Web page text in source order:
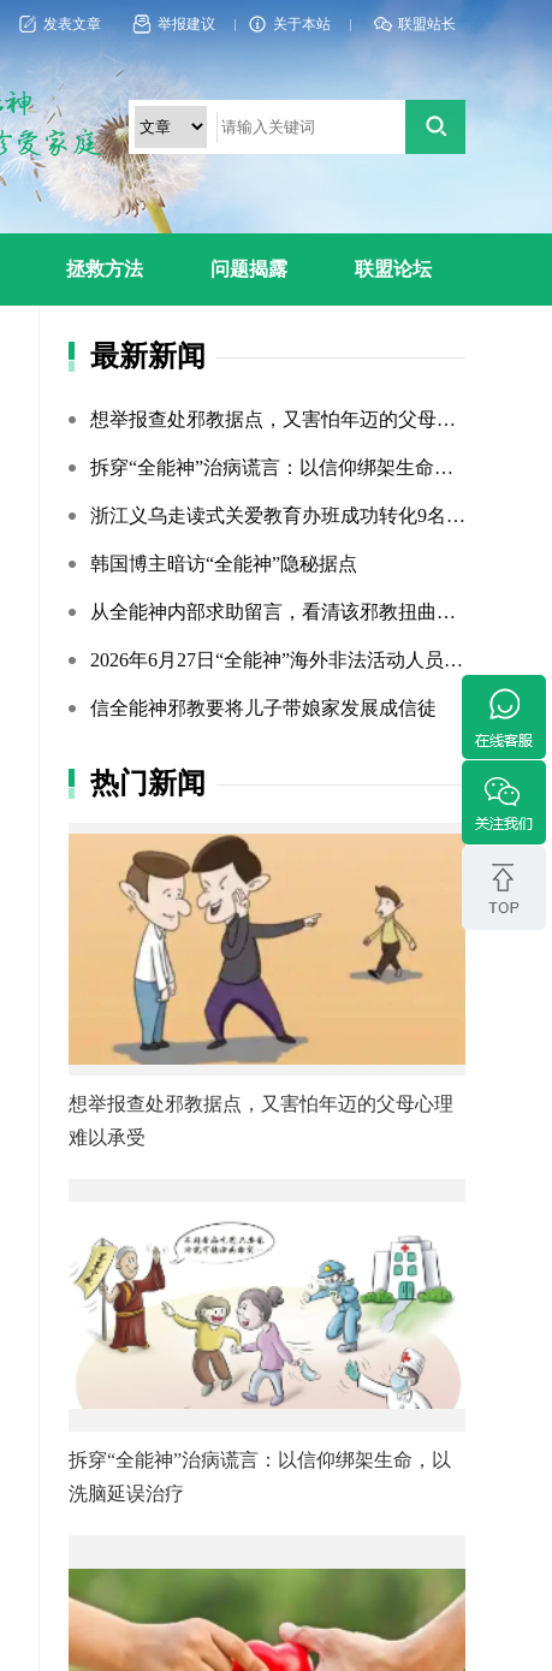
发表文章 举报建议 关于本站 联盟站长
拯救方法 问题揭露 联盟论坛
最新新闻
想举报查处邪教据点，又害怕年迈的父母心理难以承受
拆穿“全能神”治病谎言：以信仰绑架生命，以洗脑延误治疗
浙江义乌走读式关爱教育办班成功转化9名“全能神”“全范围?...
韩国博主暗访“全能神”隐秘据点
从全能神内部求助留言，看清该邪教扭曲的相处环境与常态化的...
2026年6月27日“全能神”海外非法活动人员照片曝光（连载109...
信全能神邪教要将儿子带娘家发展成信徒
热门新闻
想举报查处邪教据点，又害怕年迈的父母心理
难以承受
拆穿“全能神”治病谎言：以信仰绑架生命，以
洗脑延误治疗